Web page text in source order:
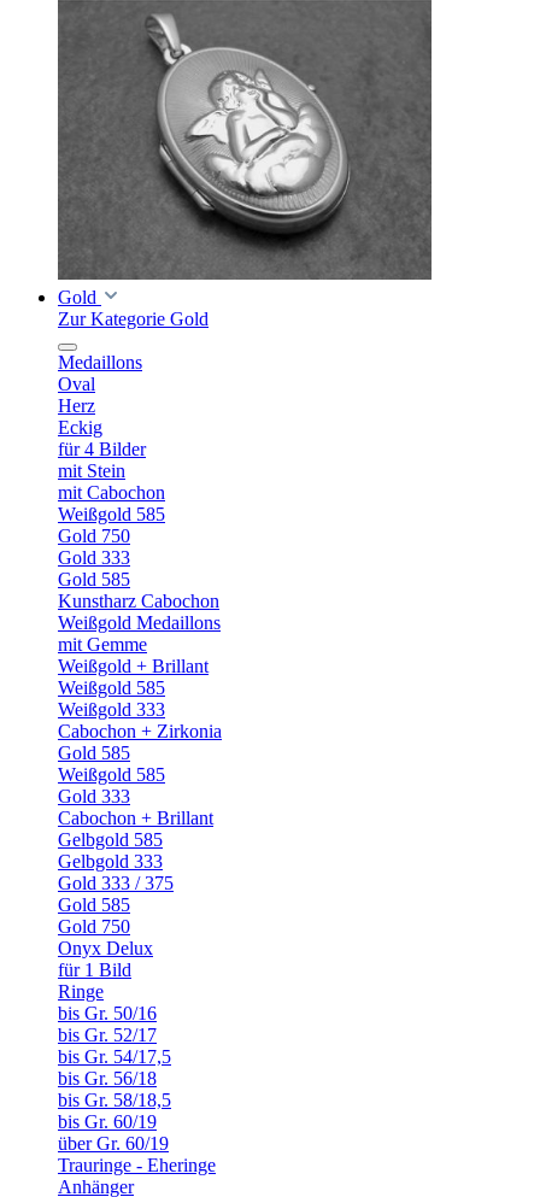
Gold
Zur Kategorie Gold
Medaillons
Oval
Herz
Eckig
für 4 Bilder
mit Stein
mit Cabochon
Weißgold 585
Gold 750
Gold 333
Gold 585
Kunstharz Cabochon
Weißgold Medaillons
mit Gemme
Weißgold + Brillant
Weißgold 585
Weißgold 333
Cabochon + Zirkonia
Gold 585
Weißgold 585
Gold 333
Cabochon + Brillant
Gelbgold 585
Gelbgold 333
Gold 333 / 375
Gold 585
Gold 750
Onyx Delux
für 1 Bild
Ringe
bis Gr. 50/16
bis Gr. 52/17
bis Gr. 54/17,5
bis Gr. 56/18
bis Gr. 58/18,5
bis Gr. 60/19
über Gr. 60/19
Trauringe - Eheringe
Anhänger